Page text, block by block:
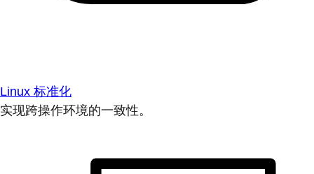
Linux 标准化
实现跨操作环境的一致性。